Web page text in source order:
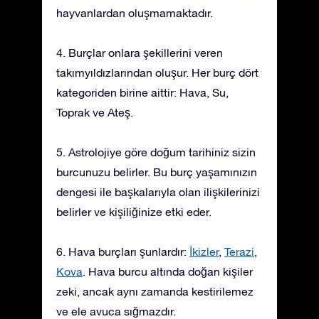
hayvanlardan oluşmamaktadır.
4. Burçlar onlara şekillerini veren
takımyıldızlarından oluşur. Her burç dört
kategoriden birine aittir: Hava, Su,
Toprak ve Ateş.
5. Astrolojiye göre doğum tarihiniz sizin
burcunuzu belirler. Bu burç yaşamınızın
dengesi ile başkalarıyla olan ilişkilerinizi
belirler ve kişiliğinize etki eder.
6. Hava burçları şunlardır: İkizler, Terazi,
Kova. Hava burcu altında doğan kişiler
zeki, ancak aynı zamanda kestirilemez
ve ele avuca sığmazdır.